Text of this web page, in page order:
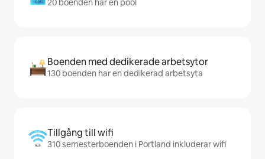
20 boenden har en pool
Boenden med dedikerade arbetsytor
130 boenden har en dedikerad arbetsyta
Tillgång till wifi
310 semesterboenden i Portland inkluderar wifi